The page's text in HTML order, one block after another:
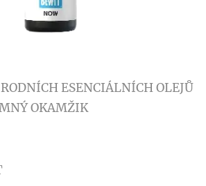
ESENCIÁLNÍCH OLEJŮ
OKAMŽIK